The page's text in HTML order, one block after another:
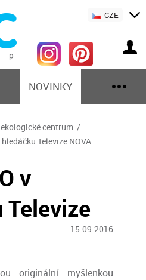
NOVINKY
CZE
centrum /
Televize NOVA
v
Televize
15.09.2016
originální myšlenkou